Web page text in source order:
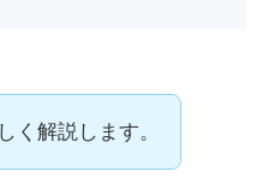
く解説します。